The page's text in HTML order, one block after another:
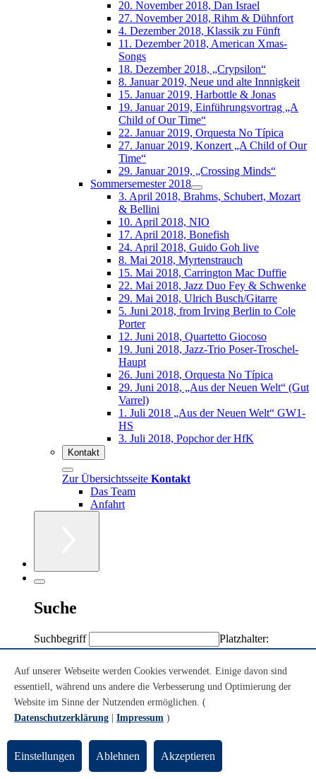
20. November 2018, Dan Israel
27. November 2018, Rihm & Dühnfort
4. Dezember 2018, Klassik zu Fünft
11. Dezember 2018, American Xmas-
Songs
18. Dezember 2018, „Crypsilon“
8. Januar 2019, Neue und alte Innnigkeit
15. Januar 2019, Harbottle & Jonas
19. Januar 2019, Einführungsvortrag „A
Child of Our Time“
22. Januar 2019, Orquesta No Típica
27. Januar 2019, Konzert „A Child of Our
Time“
29. Januar 2019, „Crossing Minds“
Sommersemester 2018
3. April 2018, Brahms, Schubert, Mozart
& Bellini
10. April 2018, NIO
17. April 2018, Bonefish
24. April 2018, Guido Goh live
8. Mai 2018, Myrtenstrauch
15. Mai 2018, Carrington Mac Duffie
22. Mai 2018, Jazz Duo Fey & Schwenke
29. Mai 2018, Ulrich Busch/Gitarre
5. Juni 2018, from Irving Berlin to Cole
Porter
12. Juni 2018, Quartetto Giocoso
19. Juni 2018, Jazz-Trio Poser-Troschel-
Haupt
26. Juni 2018, Orquesta No Típica
29. Juni 2018, „Aus der Neuen Welt“ (Gut
Varrel)
1. Juli 2018 „Aus der Neuen Welt“ GW1-
HS
3. Juli 2018, Popchor der HfK
Kontakt
Zur Übersichtsseite Kontakt
Das Team
Anfahrt
Suche
Suchbegriff
Platzhalter:
Sternchen (*)
Volltext
Personen/Einrichtungen
Volltext + Personen/Einrichtungen
Konzerte
Theatersaal
Auf unserer Webseite werden Cookies verwendet. Einige davon sind
essentiell, während uns andere die Verbesserung und Optimierung der
Website im Sinne der Nutzenden ermöglichen. (
Datenschutzerklärung
Impressum )
Einstellungen Ablehnen Akzeptieren